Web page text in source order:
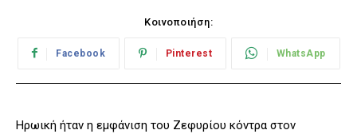
Κοινοποιήση:
Facebook Pinterest WhatsApp
Ηρωική ήταν η εμφάνιση του Ζεφυρίου κόντρα στον